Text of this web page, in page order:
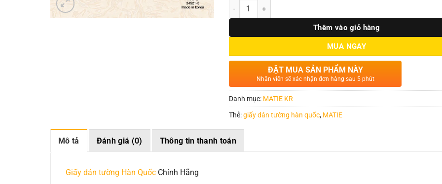
Số lượng
Thêm vào giỏ hàng
MUA NGAY
ĐẶT MUA SẢN PHẨM NÀY
Nhân viên sẽ xác nhận đơn hàng sau 5 phút
Danh mục: MATIE KR
Thẻ:giấy dán tường hàn quốc, MATIE
Mô tả Đánh giá (0) Thông tin thanh toán
Giấy dán tường Hàn Quốc Chính Hãng